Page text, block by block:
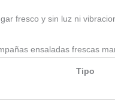
fresco y sin luz ni
ensaladas frescas
Tipo